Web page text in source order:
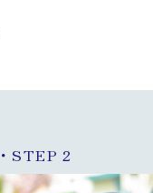
・STEP 2